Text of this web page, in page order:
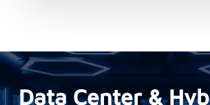
Data Center &